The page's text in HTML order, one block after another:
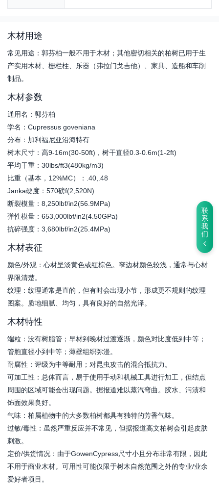
联
系
我
们
木材用途
常见用途：郭芬柏一般不用于木材；其他密切相关的柏树已用于生
产实用木材、栅栏柱、乐器（弗拉门戈吉他）、家具、造船和车削
制品。
木材参数
通用名：郭芬柏
学名：Cupressus goveniana
分布：加利福尼亚沿海特有
树木尺寸：高9-16m(30-50ft)，树干直径0.3-0.6m(1-2ft)
平均干重：30lbs/ft3(480kg/m3)
比重（基本，12%MC）：.40,.48
Janka硬度：570磅f(2,520N)
断裂模量：8,250lbf/in2(56.9MPa)
弹性模量：653,000lbf/in2(4.50GPa)
抗碎强度：3,680lbf/in2(25.4MPa)
木材表征
颜色/外观：心材呈淡黄色或红棕色。窄边材颜色较浅，通常与心材
界限清楚。
纹理：纹理通常是直的，但有时会出现小节，形成更不规则的纹理
图案。质地细腻、均匀，具有良好的自然光泽。
木材特性
端粒：没有树脂管；早材到晚材过渡逐渐，颜色对比度低到中等；
管胞直径小到中等；薄壁组织弥漫。
耐腐性：评级为中等耐用；对昆虫攻击的混合抵抗力。
可加工性：总体而言，易于使用手动和机械工具进行加工，但结点
周围的区域可能会出现问题。据报道难以蒸汽弯曲。胶水、污渍和
饰面效果良好。
气味：柏属植物中的大多数柏树都具有独特的芳香气味。
过敏/毒性：虽然严重反应并不常见，但据报道高文柏树会引起皮肤
刺激。
定价/供货情况：由于GowenCypress尺寸小且分布非常有限，因此
不用于商业木材。可用性可能仅限于树木自然范围之外的专业/业余
爱好者项目。